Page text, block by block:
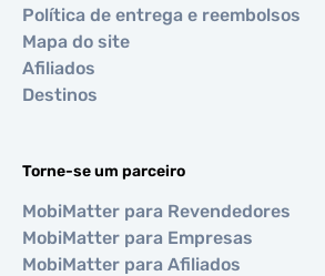
Política de entrega e reembolsos
Mapa do site
Afiliados
Destinos
Torne-se um parceiro
MobiMatter para Revendedores
MobiMatter para Empresas
MobiMatter para Afiliados